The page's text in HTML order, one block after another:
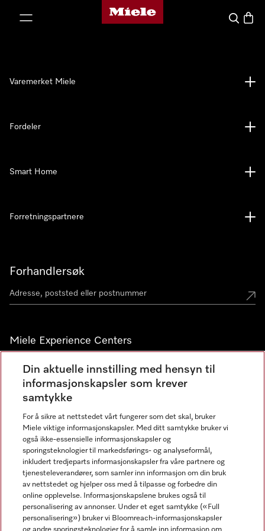
Mieles hjemmeside
Søk
Forhandlersøk
Miele Experience Centers
Miele Experience Center Nesbru
Miele Outlet Nesbru
Nyhetsbrev
Varemerket Miele
Fordeler
Smart Home
Forretningspartnere
Din aktuelle innstilling med hensyn til
informasjonskapsler som krever
samtykke
For å sikre at nettstedet vårt fungerer som det skal, bruker
Miele viktige informasjonskapsler. Med ditt samtykke bruker vi
også ikke-essensielle informasjonskapsler og
sporingsteknologier til markedsførings- og analyseformål,
inkludert tredjeparts informasjonskapsler fra våre partnere og
tjenesteleverandører, som samler inn informasjon om din bruk
av nettstedet og hjelper oss med å tilpasse og forbedre din
online opplevelse. Informasjonskapslene brukes også til
personalisering av annonser. Under et eget samtykke («Full
personalisering») bruker vi Bloomreach-informasjonskapsler